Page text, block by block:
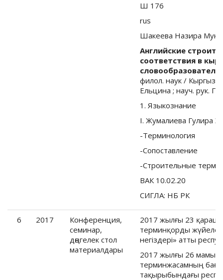
Ш 176
rus
Шакеева Назира
Английские
соответствия в
филол. наук /
Ельцина ; науч. рук.
1. Языкознание
I. Жумалиева Гулира
-Терминология
-Сопоставление
-Строительные
ВАК 10.02.20
СИГЛА: НБ РК
6 2017
Конференция,
семинар,
дөңгелек стол
материалдары
2017 жылғы 23
терминқорды
негіздері» атты
2017 жылғы 26
терминжасамның
тақырыбындағы